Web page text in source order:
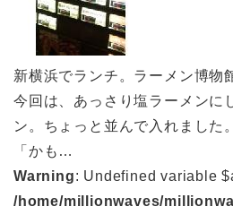
新横浜でランチ。ラーメン博物
今回は、あっさり塩ラーメンに
ン。ちょっと並んで入れました
「かも…
Warning: Undefined variable
/home/millionwaves/